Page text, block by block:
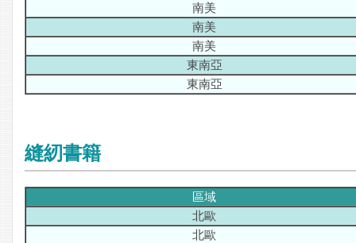
南美
南美
南美
東南亞
東南亞
縫紉書籍
區域
北歐
北歐